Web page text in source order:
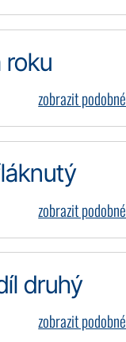
roku
zobrazit podobné
zobrazit podobné
druhý
zobrazit podobné